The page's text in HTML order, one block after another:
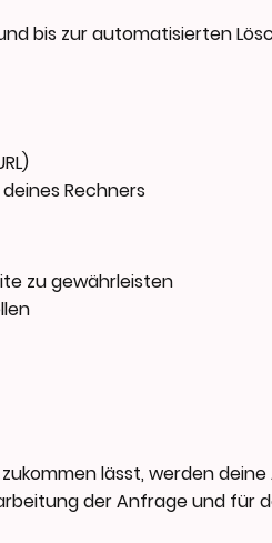
bis zur automatisierten
Rechners
zu gewährleisten
lässt, werden deine
der Anfrage und für